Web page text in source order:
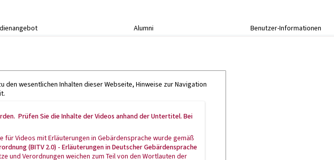
Alumni Benutzer-Informationen
wesentlichen Inhalten dieser Webseite, Hinweise zur Navigation
Prüfen Sie die Inhalte der Videos anhand der Untertitel. Bei
für Videos mit Erläuterungen in Gebärdensprache wurde gemäß
(BITV 2.0) - Erläuterungen in Deutscher Gebärdensprache
und Verordnungen weichen zum Teil von den Wortlauten der